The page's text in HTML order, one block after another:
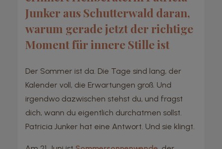
Junker aus Schutterwald daran,
warum gerade jetzt der richtige
Moment für innere Stille ist
Der Sommer ist da. Die Tage sind lang, der
Kalender voll, die Erwartungen groß. Und
irgendwo dazwischen stehst du, und fragst
dich, wann du eigentlich durchatmen sollst.
Patricia Junker hat eine Antwort. Und sie klingt.